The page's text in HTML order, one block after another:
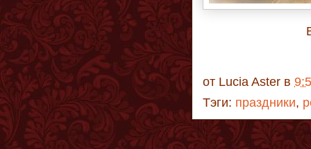
от Lucia Aster в
Тэги: праздники,